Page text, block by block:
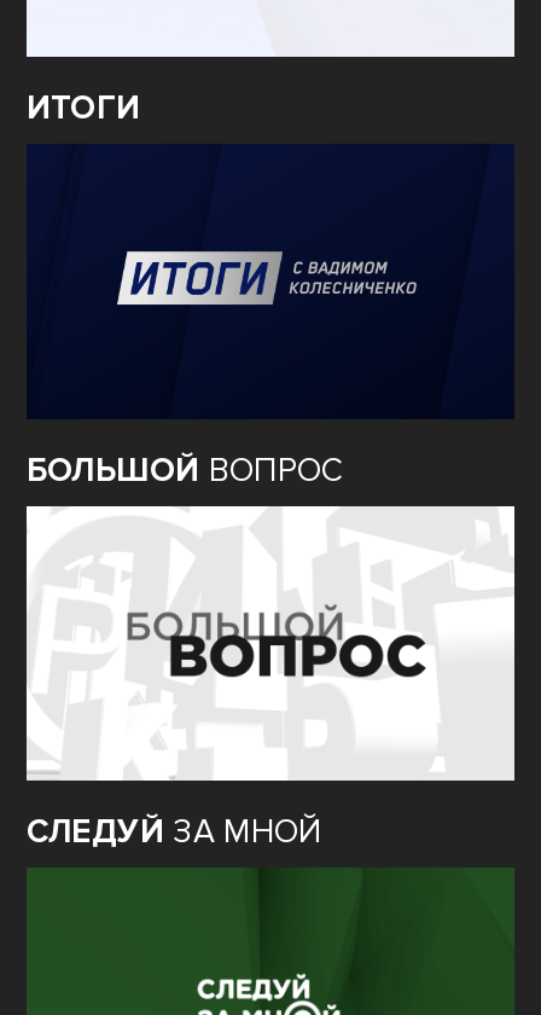
ИТОГИ
БОЛЬШОЙ ВОПРОС
СЛЕДУЙ ЗА МНОЙ